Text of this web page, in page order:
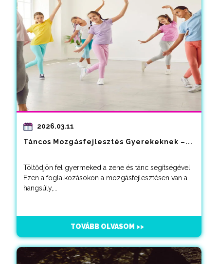
2026.03.11
Táncos Mozgásfejlesztés Gyerekeknek –...
Töltődjön fel gyermeked a zene és tánc segítségével
Ezen a foglalkozásokon a mozgásfejlesztésen van a
hangsúly,...
TOVÁBB OLVASOM >>